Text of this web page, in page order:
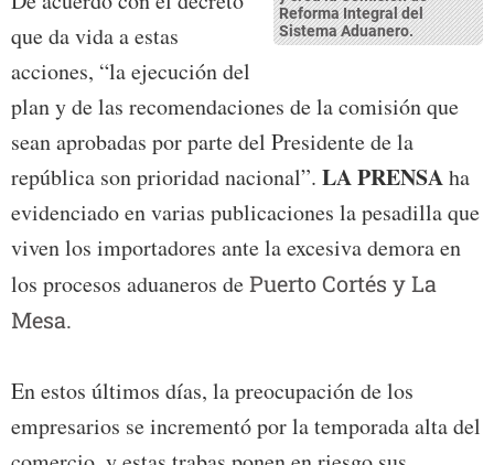
Reforma Integral del
Sistema Aduanero.
que da vida a estas
acciones, “la ejecución del
plan y de las recomendaciones de la comisión que
sean aprobadas por parte del Presidente de la
república son prioridad nacional”. LA PRENSAha
evidenciado en varias publicaciones la pesadilla que
viven los importadores ante la excesiva demora en
los procesos aduaneros dePuerto Cortés y La
Mesa.
En estos últimos días, la preocupación de los
empresarios se incrementó por la temporada alta del